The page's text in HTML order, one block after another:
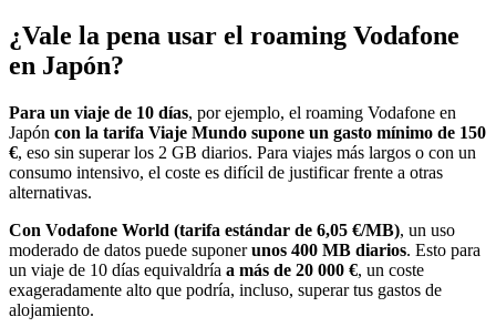
¿Vale la pena usar el roaming Vodafone
en Japón?
Para un viaje de 10 días, por ejemplo, el roaming Vodafone en
Japón con la tarifa Viaje Mundo supone un gasto mínimo de 150
€, eso sin superar los 2 GB diarios. Para viajes más largos o con un
consumo intensivo, el coste es difícil de justificar frente a otras
alternativas.
Con Vodafone World (tarifa estándar de 6,05 €/MB), un uso
moderado de datos puede suponerunos 400 MB diarios. Esto para
un viaje de 10 días equivaldría a más de 20 000 €, un coste
exageradamente alto que podría, incluso, superar tus gastos de
alojamiento.